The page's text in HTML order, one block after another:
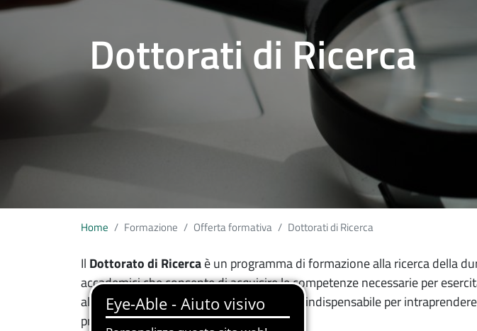
Dottorati di Ricerca
Home Formazione Offerta formativa Dottorati di Ricerca
Il Dottorato di Ricercaè un programma di formazione alla ricerca della
accademici che consente di acquisire le competenze necessarie per
alto profilo; rappresenta, inoltre, un passo indispensabile per
professionale nel mondo accademico.